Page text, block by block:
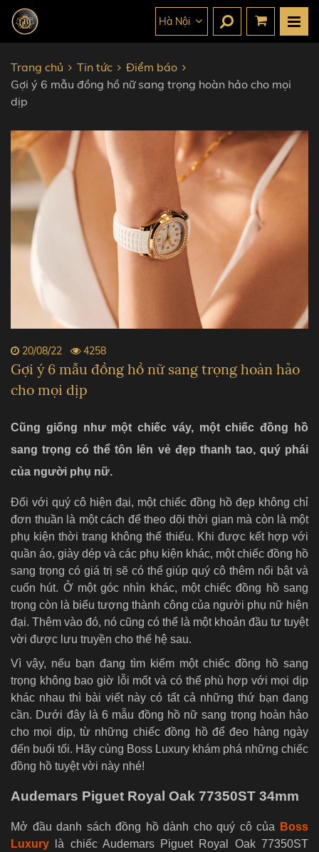
Hà Nội
Trang chủ Tin tức
Điểm báo
Gợi ý 6 mẫu đồng hồ nữ sang trọng hoàn hảo cho mọi
dịp
20/08/22 4258
Gợi ý 6 mẫu đồng hồ nữ sang trọng hoàn hảo
cho mọi dịp
Cũng giống như một chiếc váy, một chiếc đồng hồ
sang trọng có thể tôn lên vẻ đẹp thanh tao, quý phái
của người phụ nữ.
Đối với quý cô hiện đại, một chiếc đồng hồ đẹp không chỉ
đơn thuần là một cách để theo dõi thời gian mà còn là một
phụ kiện thời trang không thể thiếu. Khi được kết hợp với
quần áo, giày dép và các phụ kiện khác, một chiếc đồng hồ
sang trọng có giá trị sẽ có thể giúp quý cô thêm nổi bật và
cuốn hút. Ở một góc nhìn khác, một chiếc đồng hồ sang
trọng còn là biểu tượng thành công của người phụ nữ hiện
đại. Thêm vào đó, nó cũng có thể là một khoản đầu tư tuyệt
vời được lưu truyền cho thế hệ sau.
Vì vậy, nếu bạn đang tìm kiếm một chiếc đồng hồ sang
trọng không bao giờ lỗi mốt và có thể phù hợp với mọi dịp
khác nhau thì bài viết này có tất cả những thứ bạn đang
cần. Dưới đây là 6 mẫu đồng hồ nữ sang trọng hoàn hảo
cho mọi dịp, từ những chiếc đồng hồ để đeo hàng ngày
đến buổi tối. Hãy cùng Boss Luxury khám phá những chiếc
đồng hồ tuyệt vời này nhé!
Audemars Piguet Royal Oak 77350ST 34mm
Mở đầu danh sách đồng hồ dành cho quý cô của
Boss
Luxury là chiếc Audemars Piguet Royal Oak 77350ST